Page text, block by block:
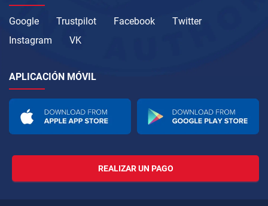
Google Trustpilot Facebook
Twitter
Instagram
VK
APLICACIÓN MÓVIL
REALIZAR UN PAGO